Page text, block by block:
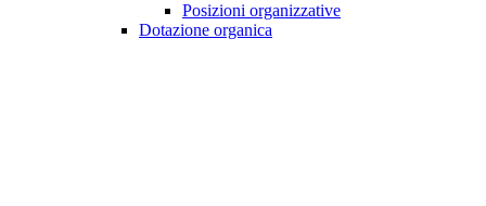
Posizioni organizzative
Dotazione organica